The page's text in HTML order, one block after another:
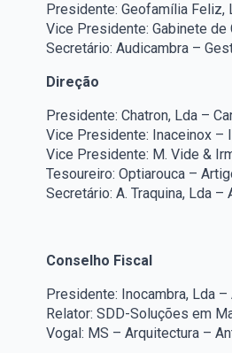
Presidente: Geofamília Feliz,
Vice Presidente: Gabinete
Secretário: Audicambra –
Direção
Presidente: Chatron, Lda –
Vice Presidente: Inaceinox –
Vice Presidente: M. Vide &
Tesoureiro: Optiarouca –
Secretário: A. Traquina, Lda
Conselho Fiscal
Presidente: Inocambra, Lda
Relator: SDD-Soluções em
Vogal: MS – Arquitectura –